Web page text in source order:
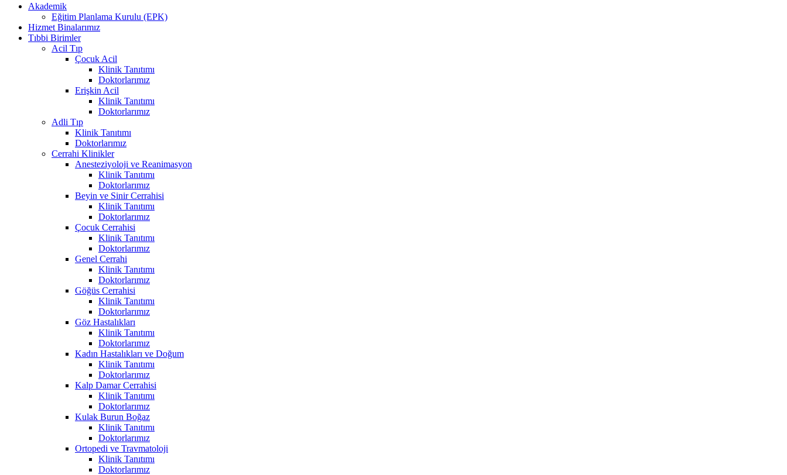
Akademik
Eğitim Planlama Kurulu (EPK)
Hizmet Binalarımız
Tıbbi Birimler
Acil Tıp
Çocuk Acil
Klinik Tanıtımı
Doktorlarımız
Erişkin Acil
Klinik Tanıtımı
Doktorlarımız
Adli Tıp
Klinik Tanıtımı
Doktorlarımız
Cerrahi Klinikler
Anesteziyoloji ve Reanimasyon
Klinik Tanıtımı
Doktorlarımız
Beyin ve Sinir Cerrahisi
Klinik Tanıtımı
Doktorlarımız
Çocuk Cerrahisi
Klinik Tanıtımı
Doktorlarımız
Genel Cerrahi
Klinik Tanıtımı
Doktorlarımız
Göğüs Cerrahisi
Klinik Tanıtımı
Doktorlarımız
Göz Hastalıkları
Klinik Tanıtımı
Doktorlarımız
Kadın Hastalıkları ve Doğum
Klinik Tanıtımı
Doktorlarımız
Kalp Damar Cerrahisi
Klinik Tanıtımı
Doktorlarımız
Kulak Burun Boğaz
Klinik Tanıtımı
Doktorlarımız
Ortopedi ve Travmatoloji
Klinik Tanıtımı
Doktorlarımız